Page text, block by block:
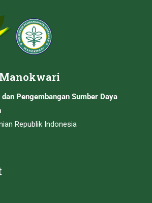
Pengembangan Sumber Daya
Republik Indonesia